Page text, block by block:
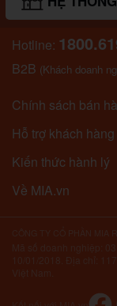
Hotline:
B2B (Khách doanh
Chính sách bán
Hỗ trợ khách hàng
Kiến thức hành lý
Về MIA.vn
10/01/2018. Địa chỉ: